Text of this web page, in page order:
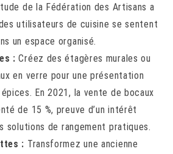
de la Fédération des Artisans a
utilisateurs de cuisine se sentent
un espace organisé.
: Créez des étagères murales ou
en verre pour une présentation
En 2021, la vente de bocaux
de 15 %, preuve d’un intérêt
solutions de rangement pratiques.
: Transformez une ancienne